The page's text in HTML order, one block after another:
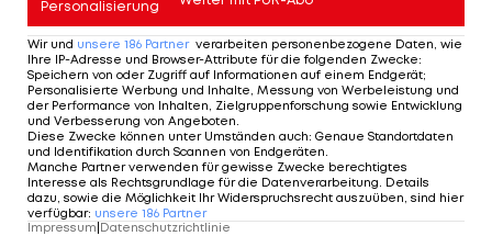
allem weil es ein so wichtiges Tor war."
Die Familie und ein paar Freunde hätte er mit
Karten für das Match im Klagenfurter
Wörthersee-Stadion versorgen müssen - kein
Vergleich mit seinem Kärntner LandsmannMartin
Hinteregger. "Der hatte einen Bus voll mit Leuten
hier", grinst Burgstaller.
Personalisierung
Wir und unsere 186 Partner verarbeiten personenbezogene Daten, wie
Ihre IP-Adresse und Browser-Attribute für die folgenden Zwecke:
Speichern von oder Zugriff auf Informationen auf einem Endgerät;
Personalisierte Werbung und Inhalte, Messung von Werbeleistung und
der Performance von Inhalten, Zielgruppenforschung sowie Entwicklung
und Verbesserung von Angeboten.
Diese Zwecke können unter Umständen auch: Genaue Standortdaten
und Identifikation durch Scannen von Endgeräten.
Manche Partner verwenden für gewisse Zwecke berechtigtes
Interesse als Rechtsgrundlage für die Datenverarbeitung. Details
dazu, sowie die Möglichkeit Ihr Widerspruchsrecht auszuüben, sind hier
verfügbar: unsere 186 Partner
Impressum Datenschutzrichtlinie